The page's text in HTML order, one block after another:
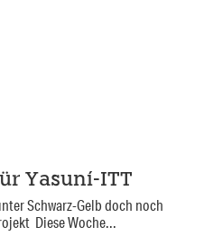
Yasuní-ITT
Schwarz-Gelb doch noch
Diese Woche...